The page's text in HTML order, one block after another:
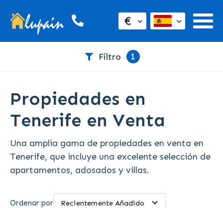
€
Filtro 1
Propiedades en
Tenerife en Venta
Una amplia gama de propiedades en venta en
Tenerife, que incluye una excelente selección de
apartamentos, adosados y villas.
Ordenar por